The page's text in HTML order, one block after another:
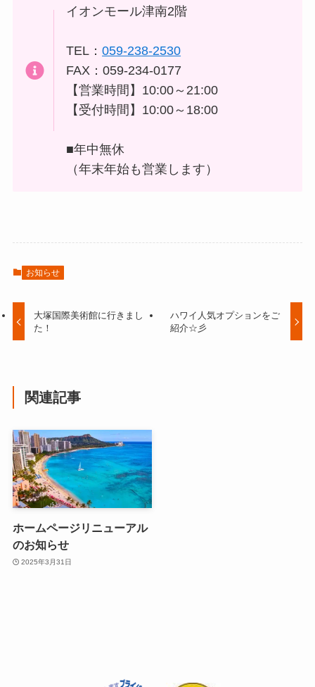
イオンモール津南2階
TEL：059-238-2530
FAX：059-234-0177
【営業時間】10:00～21:00
【受付時間】10:00～18:00
■年中無休
（年末年始も営業します）
お知らせ
大塚国際美術館に行きまし
た！
ハワイ人気オプションをご
紹介☆彡
関連記事
ホームページリニューアル
のお知らせ
2025年3月31日